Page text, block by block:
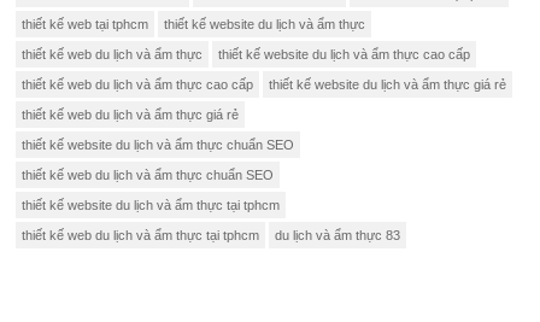
thiết kế web tại tphcm thiết kế website du lịch và ẩm thực
thiết kế web du lịch và ẩm thực thiết kế website du lịch và ẩm thực cao cấp
thiết kế web du lịch và ẩm thực cao cấp thiết kế website du lịch và ẩm thực giá rẻ
thiết kế web du lịch và ẩm thực giá rẻ
thiết kế website du lịch và ẩm thực chuẩn SEO
thiết kế web du lịch và ẩm thực chuẩn SEO
thiết kế website du lịch và ẩm thực tại tphcm
thiết kế web du lịch và ẩm thực tại tphcm du lịch và ẩm thực 83